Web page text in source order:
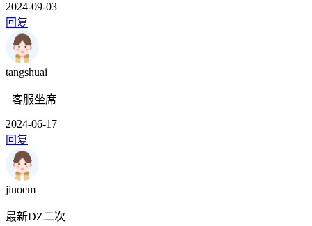
2024-09-03
回复
tangshuai
=客服坐席
2024-06-17
回复
jinoem
最新DZ二次